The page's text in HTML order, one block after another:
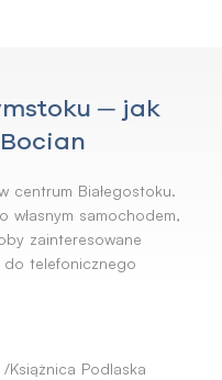
─ jak
centrum Białegostoku.
własnym samochodem,
zainteresowane
do telefonicznego
Książnica Podlaska